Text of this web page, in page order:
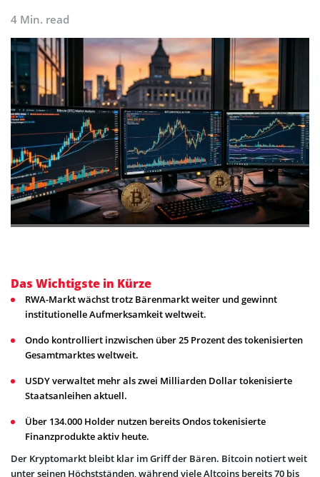
4 Min. read
Das Wichtigste in Kürze
RWA-Markt wächst trotz Bärenmarkt weiter und gewinnt
institutionelle Aufmerksamkeit weltweit.
Ondo kontrolliert inzwischen über 25 Prozent des tokenisierten
Gesamtmarktes weltweit.
USDY verwaltet mehr als zwei Milliarden Dollar tokenisierte
Staatsanleihen aktuell.
Über 134.000 Holder nutzen bereits Ondos tokenisierte
Finanzprodukte aktiv heute.
Der Kryptomarkt bleibt klar im Griff der Bären. Bitcoin notiert weit
unter seinen Höchstständen, während viele Altcoins bereits 70 bis